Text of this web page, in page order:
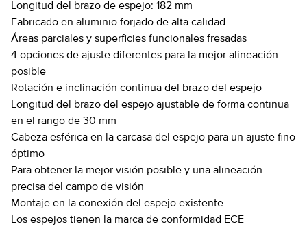
Longitud del brazo de espejo: 182 mm
Fabricado en aluminio forjado de alta calidad
Áreas parciales y superficies funcionales fresadas
4 opciones de ajuste diferentes para la mejor alineación
posible
Rotación e inclinación continua del brazo del espejo
Longitud del brazo del espejo ajustable de forma continua
en el rango de 30 mm
Cabeza esférica en la carcasa del espejo para un ajuste fino
óptimo
Para obtener la mejor visión posible y una alineación
precisa del campo de visión
Montaje en la conexión del espejo existente
Los espejos tienen la marca de conformidad ECE